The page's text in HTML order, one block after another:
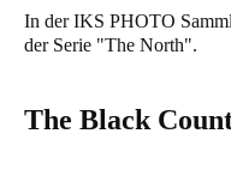
In der IKS PHOTO
der Serie "The North".
The Black